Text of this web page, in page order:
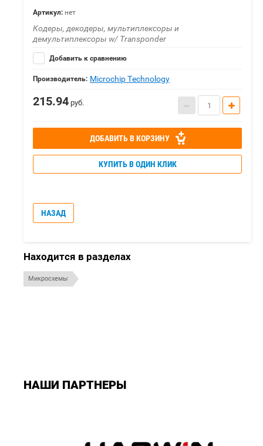
Артикул: нет
Кодеры, декодеры, мультиплексоры и
демультиплексоры w/ Transponder
Добавить к сравнению
Производитель: Microchip Technology
215.94 руб.
ДОБАВИТЬ В КОРЗИНУ
КУПИТЬ В ОДИН КЛИК
НАЗАД
Находится в разделах
Микросхемы
НАШИ ПАРТНЕРЫ